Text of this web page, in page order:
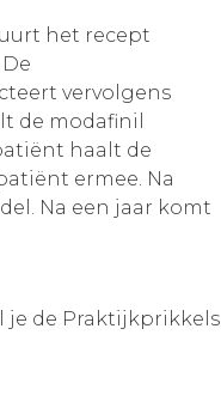
het recept
vervolgens
de modafinil
haalt de
ermee. Na
Na een jaar komt
je de Praktijkprikkels